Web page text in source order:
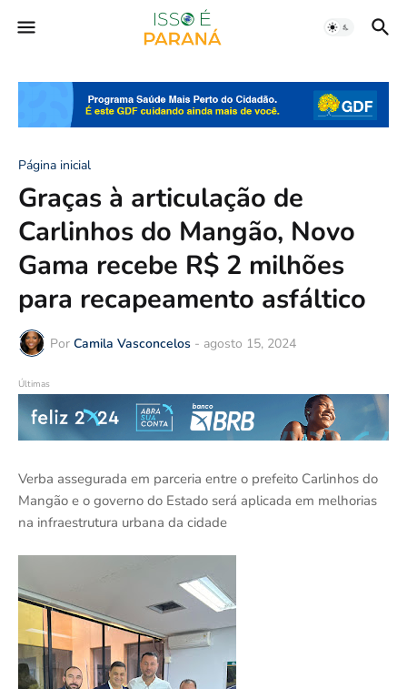
Página inicial
Graças à articulação de
Carlinhos do Mangão, Novo
Gama recebe R$ 2 milhões
para recapeamento asfáltico
Por Camila Vasconcelos - agosto 15, 2024
Últimas
Verba assegurada em parceria entre o prefeito Carlinhos do
Mangão e o governo do Estado será aplicada em melhorias
na infraestrutura urbana da cidade